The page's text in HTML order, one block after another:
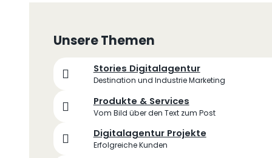
Unsere Themen
Stories Digitalagentur
Destination und Industrie Marketing
Produkte & Services
Vom Bild über den Text zum Post
Digitalagentur Projekte
Erfolgreiche Kunden